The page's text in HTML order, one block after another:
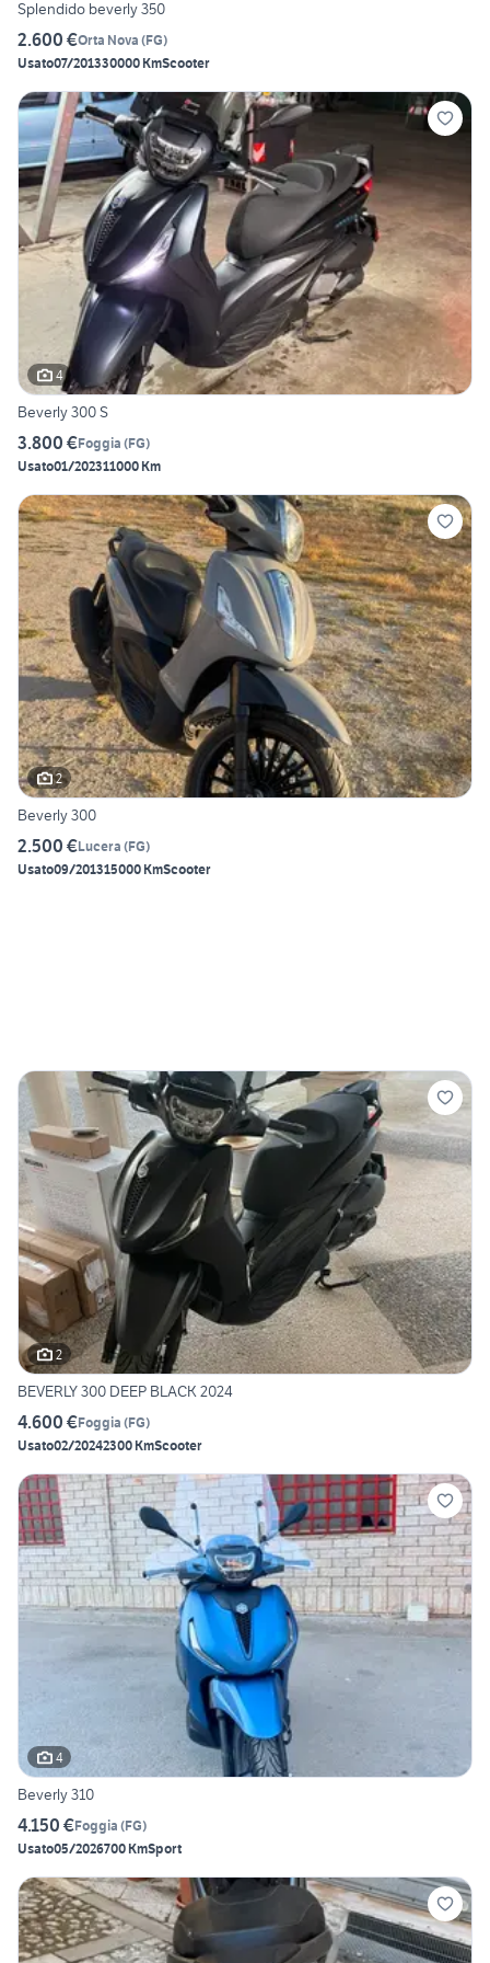
Splendido beverly 350
2.600 €Orta Nova (FG)
Usato07/201330000 KmScooter
4
Beverly 300 S
3.800 €Foggia (FG)
Usato01/202311000 Km
2
Beverly 300
2.500 €Lucera (FG)
Usato09/201315000 KmScooter
2
BEVERLY 300 DEEP BLACK 2024
4.600 €Foggia (FG)
Usato02/20242300 KmScooter
4
Beverly 310
4.150 €Foggia (FG)
Usato05/2026700 KmSport